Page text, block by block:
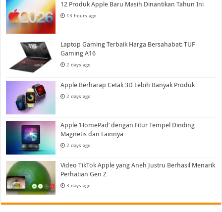
12 Produk Apple Baru Masih Dinantikan Tahun Ini
13 hours ago
Laptop Gaming Terbaik Harga Bersahabat: TUF
Gaming A16
2 days ago
Apple Berharap Cetak 3D Lebih Banyak Produk
2 days ago
Apple ‘HomePad’ dengan Fitur Tempel Dinding
Magnetis dan Lainnya
2 days ago
Video TikTok Apple yang Aneh Justru Berhasil Menarik
Perhatian Gen Z
3 days ago